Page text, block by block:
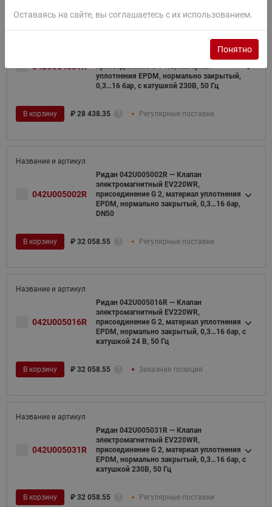
042U004031R
присоединение G 1 1/2, материал
уплотнения EPDM, нормально закрытый,
0,3…16 бар, с катушкой 230В, 50 Гц
В корзину ₽ 28 438.35 Регулярные поставки
042U005002R
Ридан 042U005002R — Клапан
электромагнитный EV220WR,
присоединение G 2, материал уплотнения
EPDM, нормально закрытый, 0,3…16 бар,
DN50
В корзину ₽ 32 058.55 Регулярные поставки
042U005016R
Ридан 042U005016R — Клапан
электромагнитный EV220WR,
присоединение G 2, материал уплотнения
EPDM, нормально закрытый, 0,3…16 бар, с
катушкой 24 В, 50 Гц
В корзину ₽ 32 058.55 Заказная позиция
042U005031R
Ридан 042U005031R — Клапан
электромагнитный EV220WR,
присоединение G 2, материал уплотнения
EPDM, нормально закрытый, 0,3…16 бар, с
катушкой 230В, 50 Гц
В корзину ₽ 32 058.55 Регулярные поставки
Оставаясь на сайте, вы соглашаетесь с их использованием.
Понятно